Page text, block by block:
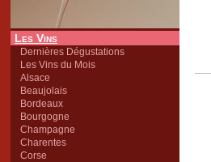
Les Vins
Dernières Dégustations
Les Vins du Mois
Alsace
Beaujolais
Bordeaux
Bourgogne
Champagne
Charentes
Corse